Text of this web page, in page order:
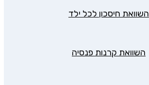
השוואת חיסכון לכל ילד
השוואת קרנות פנסיה